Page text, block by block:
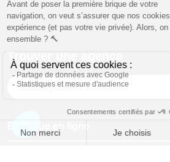
Trouver une agence